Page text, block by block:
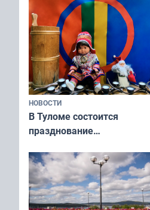
НОВОСТИ
В Туломе состоится
празднование
коренных народов мира